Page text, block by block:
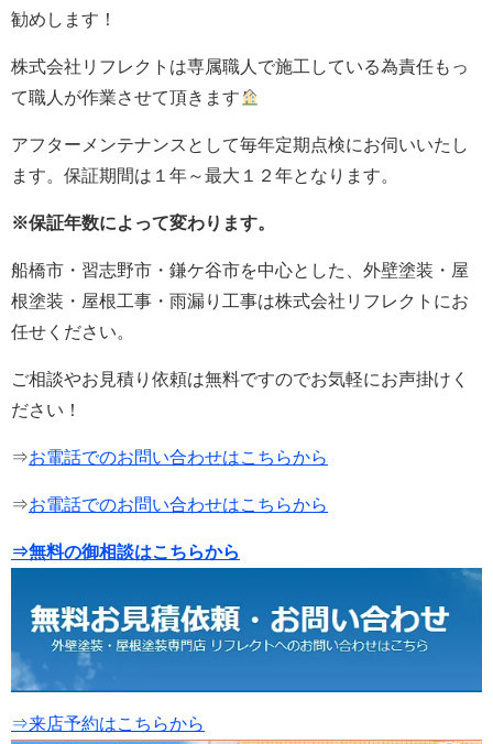
勧めします！
株式会社 リフレクト は専属職人で施工している為責任もっ
て職人が作業させて頂きます
アフターメンテナンスとして毎年定期点検にお伺いいたし
ます。保証期間は１年～最大１２年となります。
※保証年数によって変わります。
船橋市・習志野市・鎌ケ谷市を中心とした、外壁塗装・屋
根塗装・屋根工事・雨漏り工事は株式会社リフレクトにお
任せください。
ご相談やお見積り依頼は無料ですのでお気軽にお声掛けく
ださい！
⇒お電話でのお問い合わせはこちらから
⇒お電話でのお問い合わせはこちらから
⇒無料の御相談はこちらから
⇒来店予約はこちらから